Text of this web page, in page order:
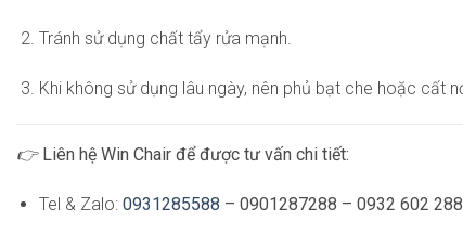
Tránh sử dụng chất tẩy rửa mạnh.
Khi không sử dụng lâu ngày, nên phủ bạt che hoặc cất
👉 Liên hệ Win Chair để được tư vấn chi tiết:
Tel & Zalo: 0931285588 – 0901287288 – 0932 602 288